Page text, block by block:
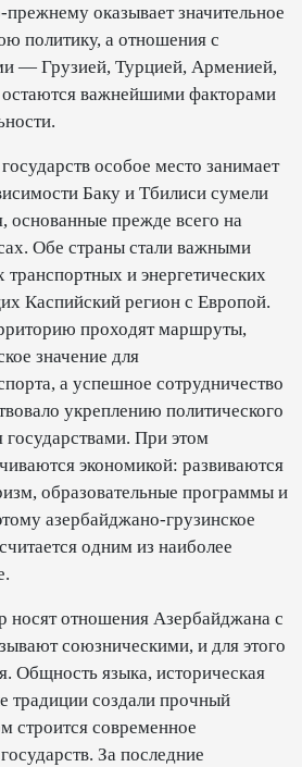
оказывает значительное
политику, а отношения с
— Грузией, Турцией, Арменией,
важнейшими факторами
особое место занимает
Баку и Тбилиси сумели
основанные прежде всего на
Обе страны стали важными
и энергетических
Каспийский регион с Европой.
проходят маршруты,
значение для
а успешное сотрудничество
укреплению политического
При этом
экономикой: развиваются
образовательные программы и
азербайджано-грузинское
одним из наиболее
носят отношения Азербайджана с
союзническими, и для этого
Общность языка, историческая
традиции создали прочный
строится современное
За последние